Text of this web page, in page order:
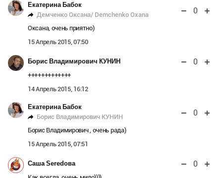
Екатерина Бабок
Демченко Оксана/ Demchenko Oxana
0
Оксана, очень приятно)
15 Апрель 2015, 07:50
Борис Владимирович КУНИН 0
+++++++++++++
14 Апрель 2015, 16:12
Екатерина Бабок
Борис Владимирович КУНИН
0
Борис Владимирович , очень рада)
15 Апрель 2015, 07:51
Саша Seredова 0